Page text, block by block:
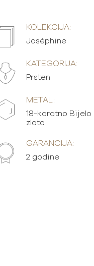
KOLEKCIJA:
Joséphine
KATEGORIJA:
Prsten
METAL:
18-karatno Bijelo
zlato
GARANCIJA:
2 godine